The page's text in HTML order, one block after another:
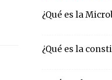
¿Qué es la
¿Qué es la